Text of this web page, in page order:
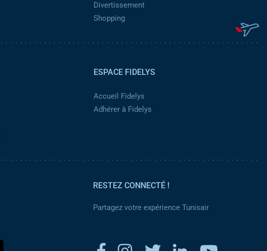
Divertissement
Shopping
ESPACE FIDELYS
Accueil Fidelys
Adhérer à Fidelys
RESTEZ CONNECTÉ !
Partagez votre expérience Tunisair